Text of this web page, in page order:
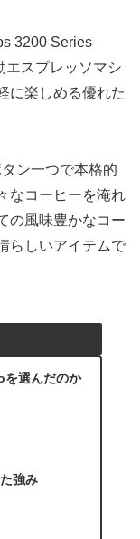
3200 Series
エスプレッソマシ
に楽しめる優れた
ン一つで本格的
なコーヒーを淹れ
の風味豊かなコー
らしいアイテムで
選んだのか
強み